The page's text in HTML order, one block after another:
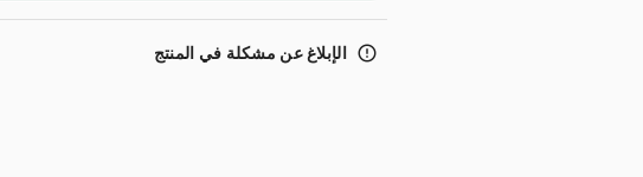
error_outline الإبلاغ عن مشكلة في المنتج